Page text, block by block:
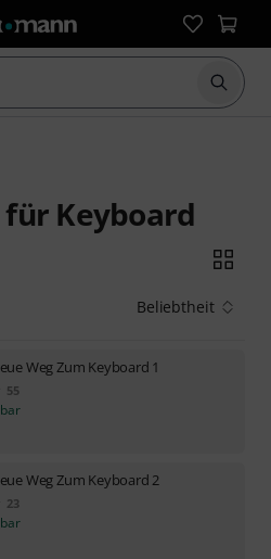
Suche
Keyboard
Beliebtheit
Weg Zum Keyboard 1
55
Weg Zum Keyboard 2
23